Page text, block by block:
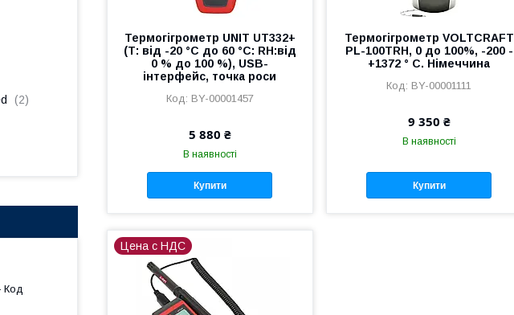
Термогігрометр UNIT UT332+
(Т: від -20 °С до 60 °С: RH:від
0 % до 100 %), USB-
інтерфейс, точка роси
BY-00001457
5 880 ₴
В наявності
Купити
Термогігрометр VOLTCRAFT
PL-100TRH, 0 до 100%, -200 -
+1372 ° C. Німеччина
BY-00001111
9 350 ₴
В наявності
Купити
Цена с НДС
2